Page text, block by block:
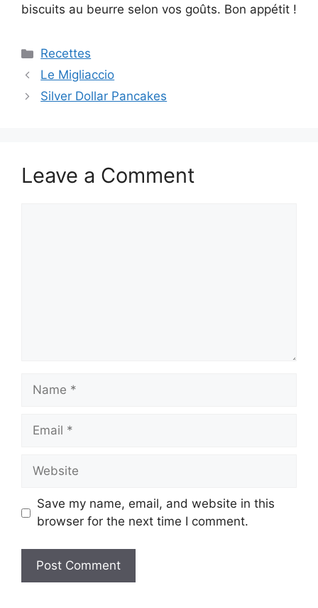
biscuits au beurre selon vos goûts. Bon appétit !
Categories
Recettes
Le Migliaccio
Silver Dollar Pancakes
Leave a Comment
Name
Email
Website
Save my name, email, and website in this
browser for the next time I comment.